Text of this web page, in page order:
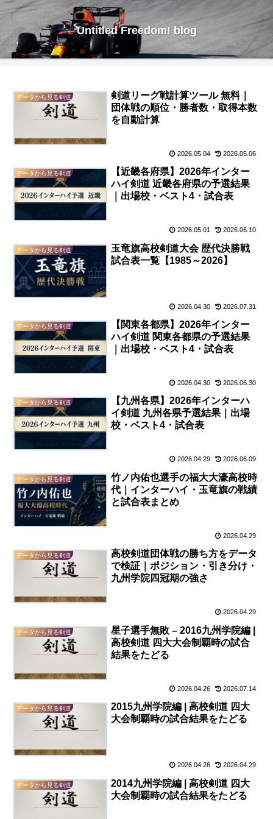
Untitled Freedom! blog
データから見る剣道
剣道リーグ戦計算ツール 無料｜
団体戦の順位・勝者数・取得本数
を自動計算
2026.05.04 2026.05.06
データから見る剣道
【近畿各府県】2026年インター
ハイ剣道 近畿各府県の予選結果
｜出場校・ベスト4・試合表
2026.05.01 2026.06.10
データから見る剣道
玉竜旗高校剣道大会 歴代決勝戦
試合表一覧【1985～2026】
2026.04.30 2026.07.31
データから見る剣道
【関東各都県】2026年インター
ハイ剣道 関東各都県の予選結果
｜出場校・ベスト4・試合表
2026.04.30 2026.06.30
データから見る剣道
【九州各県】2026年インターハ
イ剣道 九州各県予選結果｜出場
校・ベスト4・試合表
2026.04.29 2026.06.09
データから見る剣道
竹ノ内佑也選手の福大大濠高校時
代｜インターハイ・玉竜旗の戦績
と試合表まとめ
2026.04.29
データから見る剣道
高校剣道団体戦の勝ち方をデータ
で検証｜ポジション・引き分け・
九州学院四冠期の強さ
2026.04.29
データから見る剣道
星子選手無敗 – 2016九州学院編 |
高校剣道 四大大会制覇時の試合
結果をたどる
2026.04.26 2026.07.14
データから見る剣道
2015九州学院編 | 高校剣道 四大
大会制覇時の試合結果をたどる
2026.04.26 2026.04.29
データから見る剣道
2014九州学院編 | 高校剣道 四大
大会制覇時の試合結果をたどる